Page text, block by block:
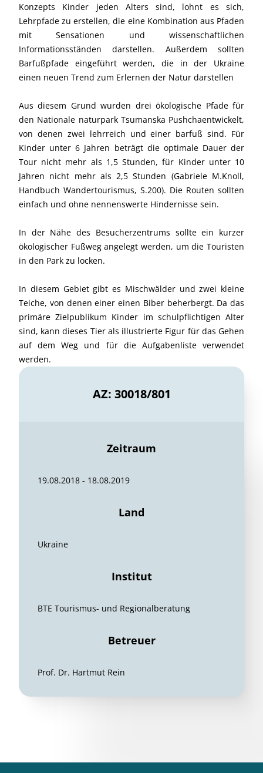
Konzepts Kinder jeden Alters sind, lohnt es sich,
Lehrpfade zu erstellen, die eine Kombination aus Pfaden
mit Sensationen und wissenschaftlichen
Informationsständen darstellen. Außerdem sollten
Barfußpfade eingeführt werden, die in der Ukraine
einen neuen Trend zum Erlernen der Natur darstellen
Aus diesem Grund wurden drei ökologische Pfade für
den Nationale naturpark Tsumanska Pushchaentwickelt,
von denen zwei lehrreich und einer barfuß sind. Für
Kinder unter 6 Jahren beträgt die optimale Dauer der
Tour nicht mehr als 1,5 Stunden, für Kinder unter 10
Jahren nicht mehr als 2,5 Stunden (Gabriele M.Knoll,
Handbuch Wandertourismus, S.200). Die Routen sollten
einfach und ohne nennenswerte Hindernisse sein.
In der Nähe des Besucherzentrums sollte ein kurzer
ökologischer Fußweg angelegt werden, um die Touristen
in den Park zu locken.
In diesem Gebiet gibt es Mischwälder und zwei kleine
Teiche, von denen einer einen Biber beherbergt. Da das
primäre Zielpublikum Kinder im schulpflichtigen Alter
sind, kann dieses Tier als illustrierte Figur für das Gehen
auf dem Weg und für die Aufgabenliste verwendet
werden.
AZ: 30018/801
Zeitraum
19.08.2018 - 18.08.2019
Land
Ukraine
Institut
BTE Tourismus- und Regionalberatung
Betreuer
Prof. Dr. Hartmut Rein